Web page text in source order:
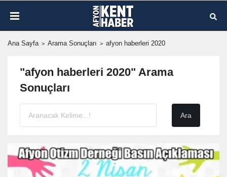
Ana Sayfa Arama Sonuçları afyon haberleri 2020
"afyon haberleri 2020" Arama
Sonuçları